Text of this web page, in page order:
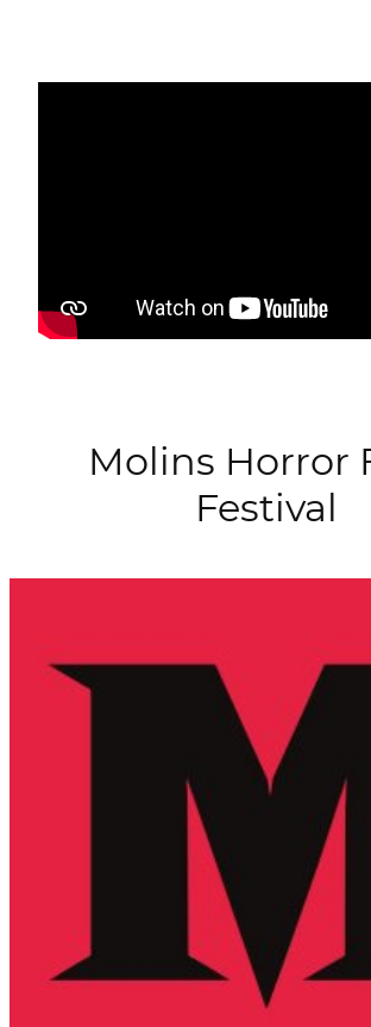
Molins Horror
Festival